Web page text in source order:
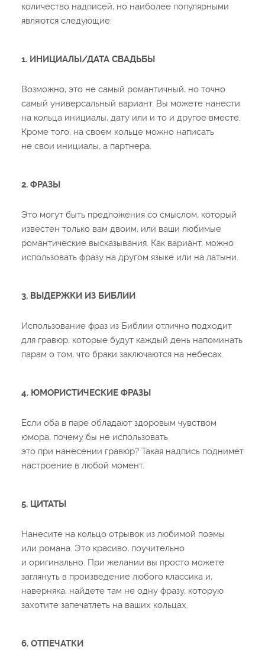
количество надписей, но наиболее популярными
являются следующие:
1. ИНИЦИАЛЫ/ДАТА СВАДЬБЫ
Возможно, это не самый романтичный, но точно
самый универсальный вариант. Вы можете нанести
на кольца инициалы, дату или и то и другое вместе.
Кроме того, на своем кольце можно написать
не свои инициалы, а партнера.
2. ФРАЗЫ
Это могут быть предложения со смыслом, который
известен только вам двоим, или ваши любимые
романтические высказывания. Как вариант, можно
использовать фразу на другом языке или на латыни.
3. ВЫДЕРЖКИ ИЗ БИБЛИИ
Использование фраз из Библии отлично подходит
для гравюр, которые будут каждый день напоминать
парам о том, что браки заключаются на небесах.
4. ЮМОРИСТИЧЕСКИЕ ФРАЗЫ
Если оба в паре обладают здоровым чувством
юмора, почему бы не использовать
это при нанесении гравюр? Такая надпись поднимет
настроение в любой момент.
5. ЦИТАТЫ
Нанесите на кольцо отрывок из любимой поэмы
или романа. Это красиво, поучительно
и оригинально. При желании вы просто можете
заглянуть в произведение любого классика и,
наверняка, найдете там не одну фразу, которую
захотите запечатлеть на ваших кольцах.
6. ОТПЕЧАТКИ